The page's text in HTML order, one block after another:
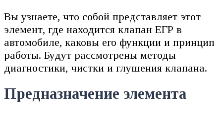
Вы узнаете, что собой представляет этот
элемент, где находится клапан ЕГР в
автомобиле, каковы его функции и принцип
работы. Будут рассмотрены методы
диагностики, чистки и глушения клапана.
Предназначение элемента